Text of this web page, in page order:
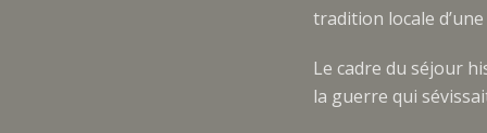
tradition locale
Le cadre du séjour
la guerre qui